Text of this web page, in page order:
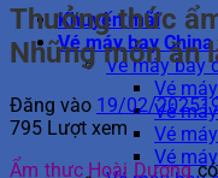
Khuyến mãi
Vé máy bay
Vé máy bay
Vé
Vé
Vé
Vé
Thưởng thức
Những món ăn
Đăng vào 19/02/2025
795 Lượt xem
Ẩm thực Hoài Dươngcó